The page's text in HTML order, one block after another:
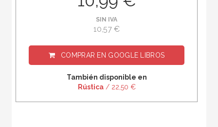
SIN IVA
10,57 €
COMPRAR EN GOOGLE LIBROS
También disponible en
Rústica/ 22,50 €